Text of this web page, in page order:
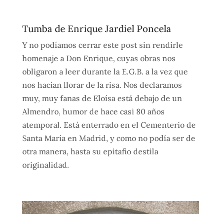
Tumba de Enrique Jardiel Poncela
Y no podíamos cerrar este post sin rendirle
homenaje a Don Enrique, cuyas obras nos
obligaron a leer durante la E.G.B. a la vez que
nos hacían llorar de la risa. Nos declaramos
muy, muy fanas de Eloísa está debajo de un
Almendro, humor de hace casi 80 años
atemporal. Está enterrado en el Cementerio de
Santa María en Madrid, y como no podía ser de
otra manera, hasta su epitafio destila
originalidad.